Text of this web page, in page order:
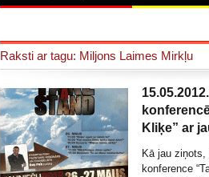
Raksti ar tagu: Miljons Laimes Mirkļu
Kliķe” ar
Kā jau ziņots,
konference